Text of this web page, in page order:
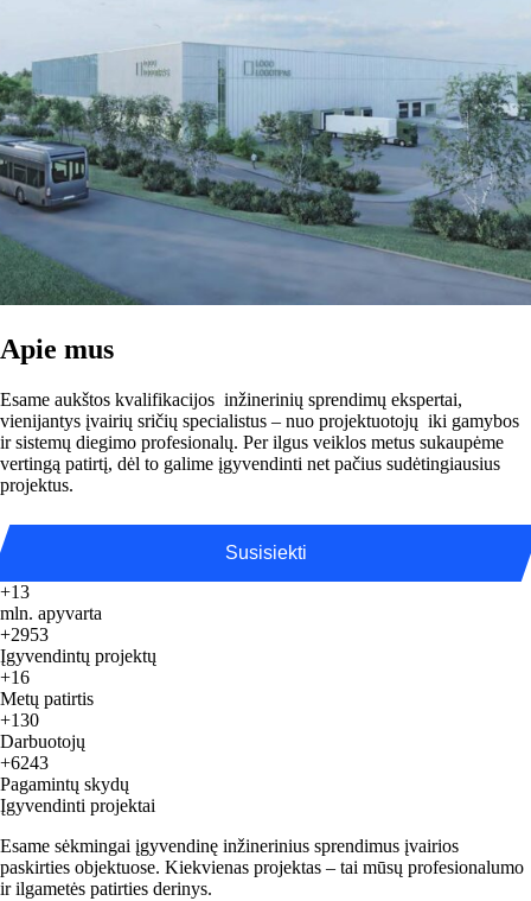
Apie mus
Esame aukštos kvalifikacijos inžinerinių sprendimų ekspertai,
vienijantys įvairių sričių specialistus – nuo projektuotojų iki gamybos
ir sistemų diegimo profesionalų. Per ilgus veiklos metus sukaupėme
vertingą patirtį, dėl to galime įgyvendinti net pačius sudėtingiausius
projektus.
Susisiekti
+13
mln. apyvarta
+2953
Įgyvendintų projektų
+16
Metų patirtis
+130
Darbuotojų
+6243
Pagamintų skydų
Įgyvendinti projektai
Esame sėkmingai įgyvendinę inžinerinius sprendimus įvairios
paskirties objektuose. Kiekvienas projektas – tai mūsų profesionalumo
ir ilgametės patirties derinys.